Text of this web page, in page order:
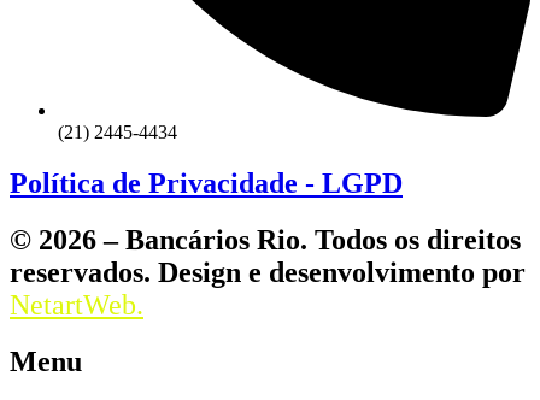
(21) 2445-4434
Política de Privacidade - LGPD
© 2026 – Bancários Rio. Todos os direitos
reservados. Design e desenvolvimento por
NetartWeb.
Menu